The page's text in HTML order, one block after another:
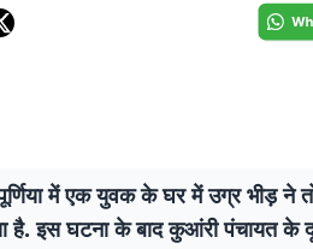
में एक युवक के घर में उग्र भीड़ ने
है. इस घटना के बाद कुआंरी पंचायत के